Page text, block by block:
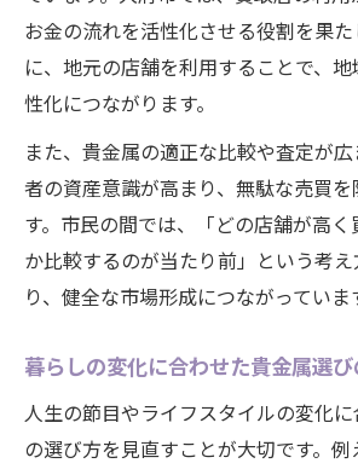
お金の流れを活性化させる役割を果
に、地元の店舗を利用することで、
性化につながります。
また、貴金属の適正な比較や査定が
者の資産意識が高まり、無駄な売買
す。市民の間では、「どの店舗が高く
か比較するのが当たり前」という考
り、健全な市場形成につながっていま
暮らしの変化に合わせた貴金属選
人生の節目やライフスタイルの変化
の選び方を見直すことが大切です。